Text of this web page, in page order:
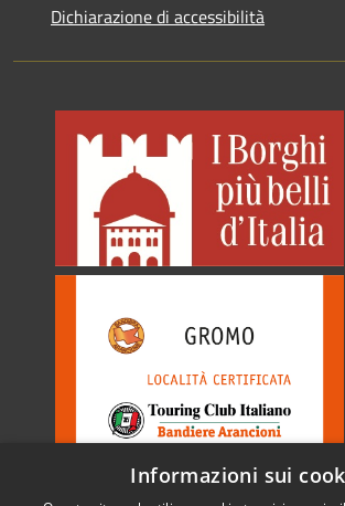
Dichiarazione di accessibilità
Informazioni sui